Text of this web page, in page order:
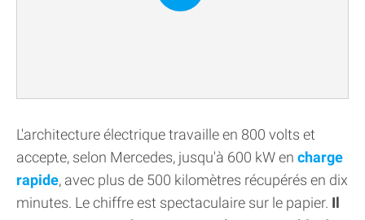
L'architecture électrique travaille en 800 volts et
accepte, selon Mercedes, jusqu'à 600 kW en charge
rapide, avec plus de 500 kilomètres récupérés en dix
minutes. Le chiffre est spectaculaire sur le papier. Il